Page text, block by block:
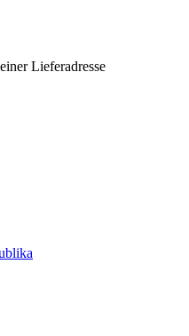
Lieferadresse